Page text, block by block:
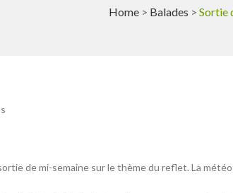
Home > Balades > Sortie
de mi-semaine sur le thème du reflet. La